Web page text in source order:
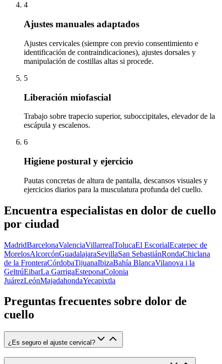
4
Ajustes manuales adaptados
Ajustes cervicales (siempre con previo consentimiento e
identificación de contraindicaciones), ajustes dorsales y
manipulación de costillas altas si procede.
5
Liberación miofascial
Trabajo sobre trapecio superior, suboccipitales, elevador de la
escápula y escalenos.
6
Higiene postural y ejercicio
Pautas concretas de altura de pantalla, descansos visuales y
ejercicios diarios para la musculatura profunda del cuello.
Encuentra especialistas en dolor de cuello
por ciudad
MadridBarcelonaValenciaVillarrealTolucaEl EscorialEcatepec de
MorelosAlcorcónGuadalajaraSevillaSan SebastiánRondaChiclana
de la FronteraCórdobaTijuanaIbizaBahía BlancaVilanova i la
GeltrúEibarLa GarrigaEsteponaColonia
JuárezLeónMajadahondaYecapixtla
Preguntas frecuentes sobre dolor de
cuello
¿Es seguro el ajuste cervical?